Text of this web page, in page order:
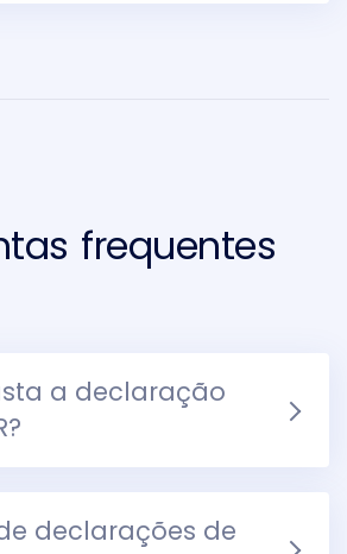
frequentes
a declaração
declarações de